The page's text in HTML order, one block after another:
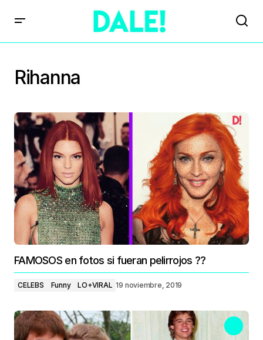
Rihanna
FAMOSOS en fotos si fueran pelirrojos ?‍?
CELEBS Funny LO+VIRAL 19 noviembre, 2019